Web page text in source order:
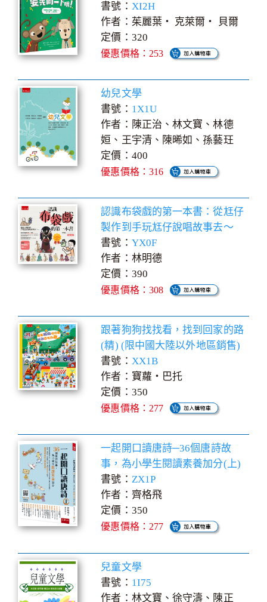
書號： XI2H
作者：茱麗葉‧ 克萊爾‧ 貝爾
定價：320
優惠價格：253
幼兒文學
書號： 1X1U
作者：陳正治、林文寶、林德
姮、王宇清、陳晞如、孫藝玨
定價：400
優惠價格：316
認識布袋戲的第一本書：從尪仔
製作到手玩尪仔說唱故事去～
書號： YX0F
作者：林明德
定價：390
優惠價格：308
跟著狗狗找找看，找到回家的路
(精) (限中國大陸以外地區銷售)
書號： XX1B
作者：寶蘿‧巴托
定價：350
優惠價格：277
一起開口讀唐詩─36個唐詩故
事，為小學生閱讀素養加分(上)
書號： ZX1P
作者：齊格飛
定價：350
優惠價格：277
兒童文學
書號： 1I75
作者：林文寶、徐守濤、陳正